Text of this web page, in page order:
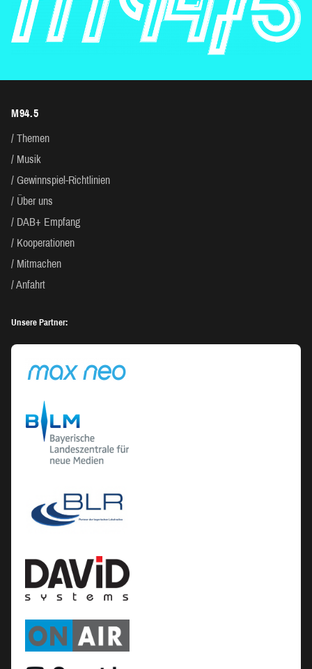
M94.5
Themen
Musik
Gewinnspiel-Richtlinien
Über uns
DAB+ Empfang
Kooperationen
Mitmachen
Anfahrt
Unsere Partner: